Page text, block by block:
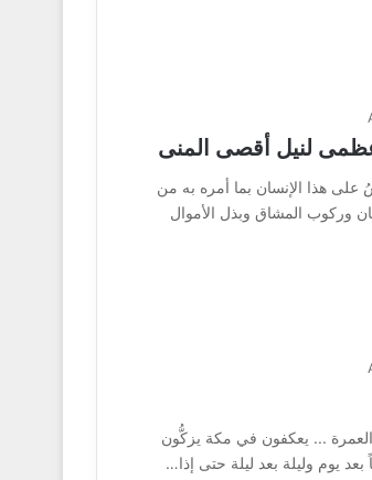
لنيل أقصى المنى
على هذا الإنسان بما أمره به من
وركوب المشاق وبذل الأموال
العمرة ... يعكفون في مكة يزكُّون
بعد يوم وليلة بعد ليلة حتى إذا…